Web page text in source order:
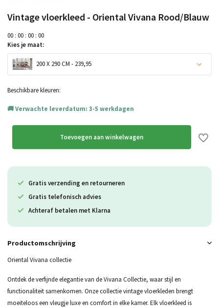
Vintage vloerkleed - Oriental Vivana Rood/Blauw
00 : 00 : 00 : 00
Kies je maat:
200 X 290 CM - 239,95
Beschikbare kleuren:
Verwachte leverdatum: 3-5 werkdagen
Toevoegen aan winkelwagen
Gratis verzending en retourneren
Gratis telefonisch advies
Achteraf betalen met Klarna
Productomschrijving
Oriental Vivana collectie
Ontdek de verfijnde elegantie van de Vivana Collectie, waar stijl en
functionaliteit samenkomen. Onze collectie vintage vloerkleden brengt
moeiteloos een vleugje luxe en comfort in elke kamer. Elk vloerkleed is